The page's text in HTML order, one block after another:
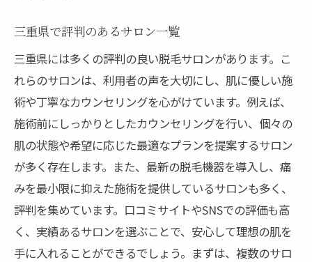
肌診断が可能なサロンの探し方
信頼できるカウンセリングを受けるための
チェックリスト
無料カウンセリングのメリット
カウンセリング後のフォローアップ内容
三重県での脱毛体験：個別の肌タイプに合った
施術を探す
肌タイプ別おすすめ施術方法
三重県での施術実績に基づくサロン選び
実際の体験談に基づく施術効果の比較
三重県で評判のあるサロン一覧
三重県には多くの評判の良い脱毛サロンがあります。こ
れらのサロンは、利用者の声を大切にし、肌に優しい施
術や丁寧なカウンセリングを心がけています。例えば、
施術前にしっかりとしたカウンセリングを行い、個々の
肌の状態や希望に応じた最適なプランを提案するサロン
が多く存在します。また、最新の脱毛機器を導入し、痛
みを最小限に抑えた施術を提供しているサロンも多く、
評判を集めています。口コミサイトやSNSでの評価も高
く、実績あるサロンを選ぶことで、安心して理想の肌を
手に入れることができるでしょう。まずは、複数のサロ